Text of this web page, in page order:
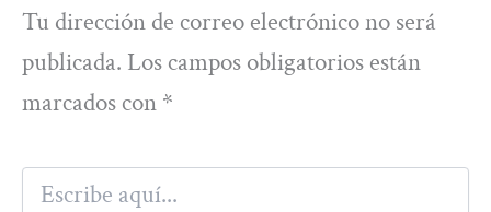
Tu dirección de correo electrónico no será
publicada. Los campos obligatorios están
marcados con *
Escribe
aquí...